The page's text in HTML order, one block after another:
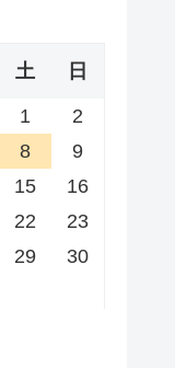
土 日
1
2
8
9
15
16
22
23
29
30